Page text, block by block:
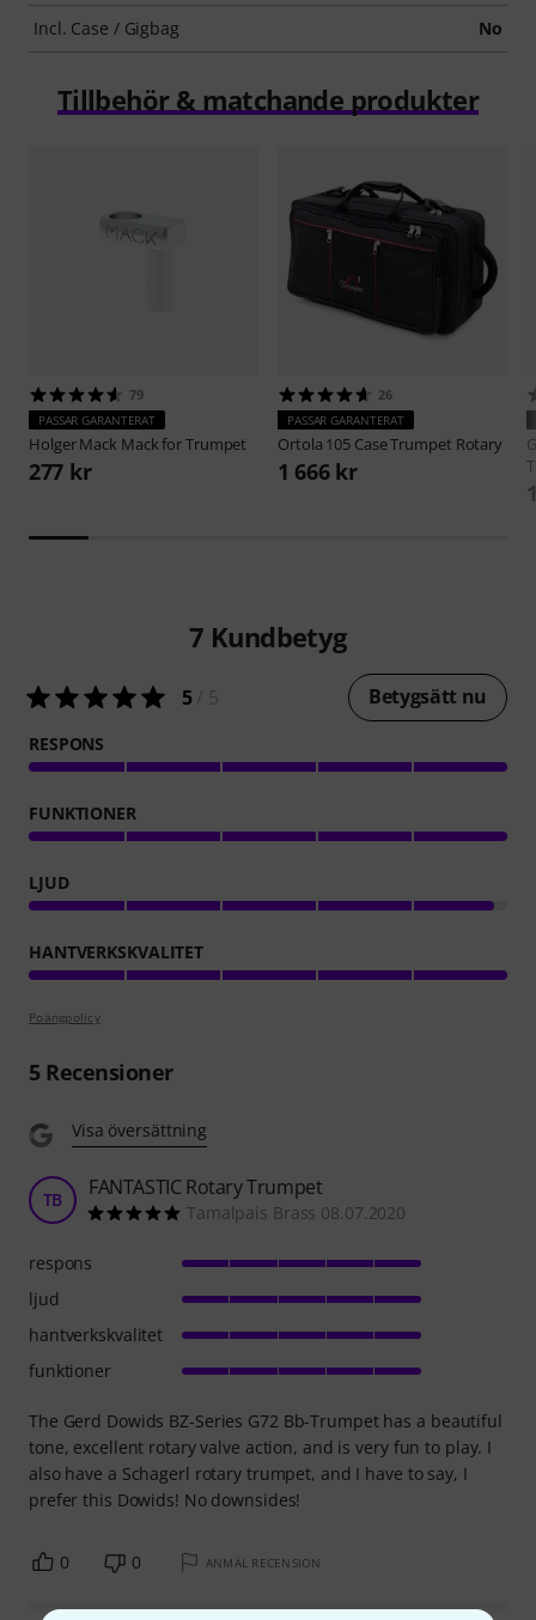
Incl. Case / Gigbag No
Tillbehör & matchande produkter
79
PASSAR GARANTERAT
Holger Mack Mack for Trumpet
277 kr
26
PASSAR GARANTERAT
Ortola 105 Case Trumpet Rotary
1 666 kr
7 Kundbetyg
5/ 5 Betygsätt nu
RESPONS
FUNKTIONER
LJUD
HANTVERKSKVALITET
Poängpolicy
5Recensioner
Visa översättning
TB FANTASTIC Rotary Trumpet
Tamalpais Brass 08.07.2020
The Gerd Dowids BZ-Series G72 Bb-Trumpet has a beautiful
tone, excellent rotary valve action, and is very fun to play. I
also have a Schagerl rotary trumpet, and I have to say, I
prefer this Dowids! No downsides!
respons
ljud
hantverkskvalitet
funktioner
0 0 ANMÄL RECENSION